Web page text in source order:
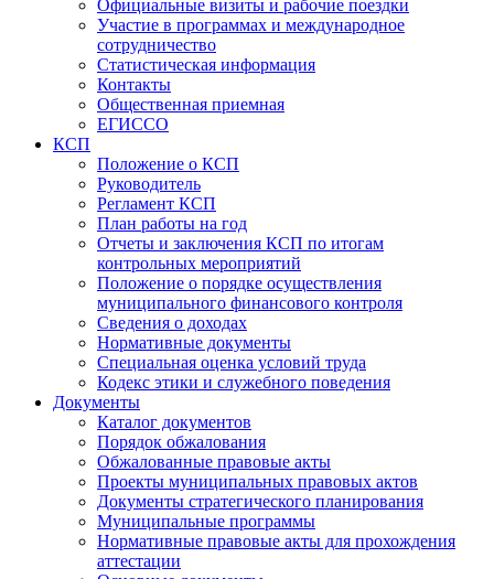
Официальные визиты и рабочие поездки
Участие в программах и международное
сотрудничество
Статистическая информация
Контакты
Общественная приемная
ЕГИССО
КСП
Положение о КСП
Руководитель
Регламент КСП
План работы на год
Отчеты и заключения КСП по итогам
контрольных мероприятий
Положение о порядке осуществления
муниципального финансового контроля
Сведения о доходах
Нормативные документы
Специальная оценка условий труда
Кодекс этики и служебного поведения
Документы
Каталог документов
Порядок обжалования
Обжалованные правовые акты
Проекты муниципальных правовых актов
Документы стратегического планирования
Муниципальные программы
Нормативные правовые акты для прохождения
аттестации